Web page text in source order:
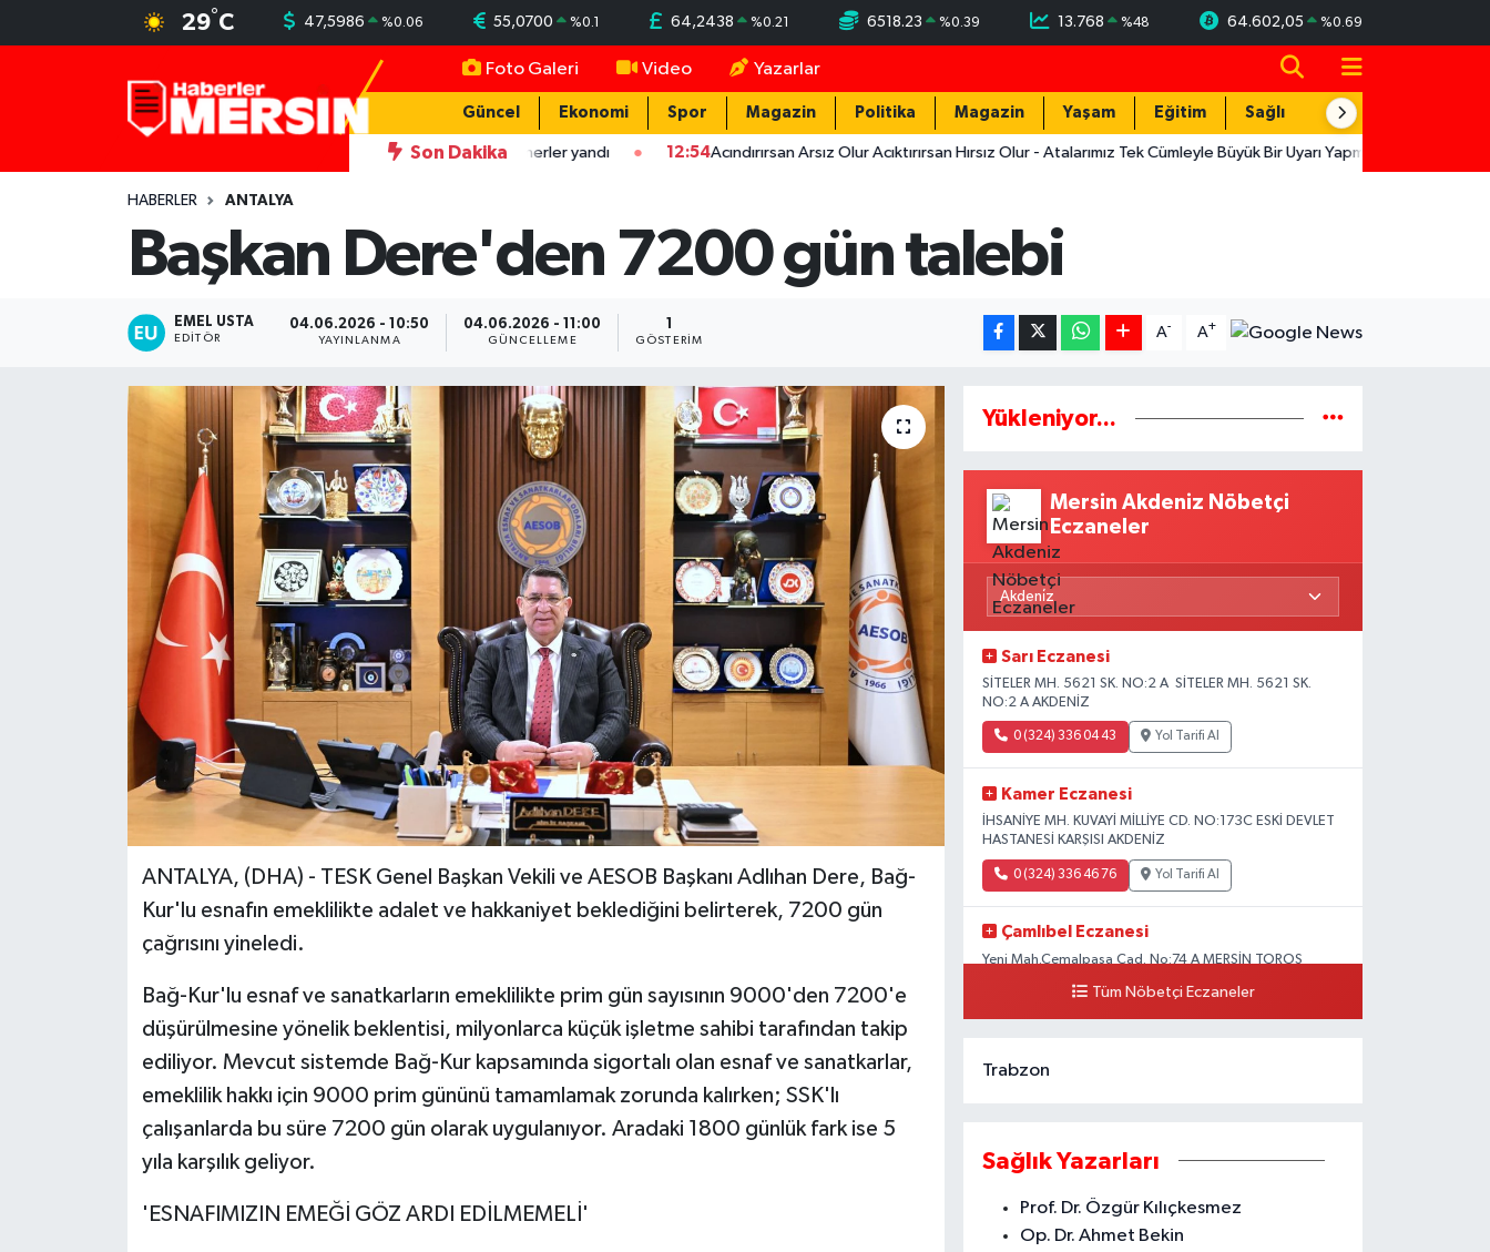
29°C 47,5986 %0.06 55,0700 %0.1 64,2438 %0.21 6518.23 %0.39 13.768 %48 64.602,05 %0.69
Foto Galeri Video Yazarlar
Güncel Ekonomi Spor Magazin Politika Magazin Yaşam Eğitim Sağlık Teknoloji
Son Dakika
İşçilerin kaldığı konteynerler yandı 12:54 Acındırırsan Arsız Olur Acıktırırsan Hırsız Olur - Atalarımız Tek Cümleyle Büyük Bir Uyarı Yapmış 12:19
HABERLER ANTALYA
Başkan Dere'den 7200 gün talebi
EMEL USTA
EDITÖR
04.06.2026 - 10:50
YAYINLANMA
04.06.2026 - 11:00
GÜNCELLEME GÖSTERIM
A- A+
ANTALYA, (DHA) - TESK Genel Başkan Vekili ve AESOB Başkanı Adlıhan Dere, Bağ-
Kur'lu esnafın emeklilikte adalet ve hakkaniyet beklediğini belirterek, 7200 gün
çağrısını yineledi.
Bağ-Kur'lu esnaf ve sanatkarların emeklilikte prim gün sayısının 9000'den 7200'e
düşürülmesine yönelik beklentisi, milyonlarca küçük işletme sahibi tarafından takip
ediliyor. Mevcut sistemde Bağ-Kur kapsamında sigortalı olan esnaf ve sanatkarlar,
emeklilik hakkı için 9000 prim gününü tamamlamak zorunda kalırken; SSK'lı
çalışanlarda bu süre 7200 gün olarak uygulanıyor. Aradaki 1800 günlük fark ise 5
yıla karşılık geliyor.
'ESNAFIMIZIN EMEĞİ GÖZ ARDI EDİLMEMELİ'
Yükleniyor...
Mersin Akdeniz Nöbetçi
Eczaneler
Sarı Eczanesi
SİTELER MH. 5621 SK. NO:2 A SİTELER MH. 5621 SK.
NO:2 A AKDENİZ
0 (324) 336 04 43 Yol Tarifi Al
Kamer Eczanesi
İHSANİYE MH. KUVAYİ MİLLİYE CD. NO:173C ESKİ DEVLET
HASTANESİ KARŞISI AKDENİZ
0 (324) 336 46 76 Yol Tarifi Al
Çamlıbel Eczanesi
Yeni Mah.Cemalpaşa Cad. No:74 A MERSİN TOROS
KARŞISI ARAS KARGO YANITüm Nöbetçi Eczaneler
Trabzon
Sağlık Yazarları
Prof. Dr. Özgür Kılıçkesmez
Op. Dr. Ahmet Bekin
Mersin Nöbetçi Eczaneler
Mersin Hava Durumu
Mersin Trafik Yoğunluk Haritası
Süper Lig Puan Durumu ve Fikstür
Tüm Manşetler